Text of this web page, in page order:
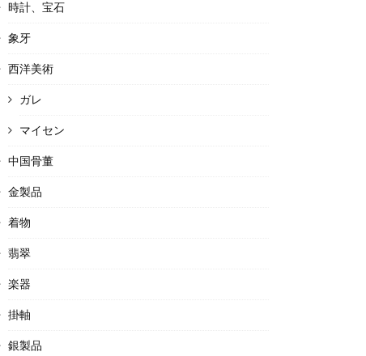
時計、宝石
象牙
西洋美術
ガレ
マイセン
中国骨董
金製品
着物
翡翠
楽器
掛軸
銀製品